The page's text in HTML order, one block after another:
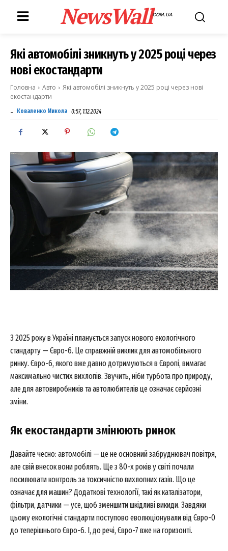
NewsWallCOM.UA
Які автомобілі зникнуть у 2025 році через
нові екостандарти
Головна Авто
Які автомобілі зникнуть у 2025 році через нові
екостандарти
- Коваленко Микола 0:57, 1.12.2024
З 2025 року в Україні планується запуск нового екологічного
стандарту — Євро-6. Це справжній виклик для автомобільного
ринку. Євро-6, якого вже давно дотримуються в Європі, вимагає
максимально чистих вихлопів. Звучить, ніби турбота про природу,
але для автовиробників та автолюбителів це означає серйозні
зміни.
Як екостандарти змінюють ринок
Давайте чесно: автомобілі — це не основний забруднювач повітря,
але свій внесок вони роблять. Ще з 80-х років у світі почали
посилювати контроль за токсичністю вихлопних газів. Що це
означає для машин? Додаткові технології, такі як каталізатори,
фільтри, датчики — усе, щоб зменшити шкідливі викиди. Завдяки
цьому екологічні стандарти поступово еволюціонували від Євро-0
до теперішнього Євро-6. І, до речі, Євро-7 вже на горизонті.